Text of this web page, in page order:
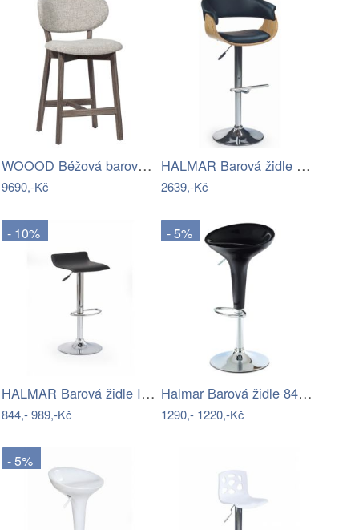
WOOOD Béžová barová židle Udar 65 cm s…
9690,-Kč
HALMAR Barová židle Gren světlý dub…
2639,-Kč
- 10%
HALMAR Barová židle Ivy černá
844,-989,-Kč
- 5%
Halmar Barová židle 84x40 cm černá…
1290,-1220,-Kč
- 5%